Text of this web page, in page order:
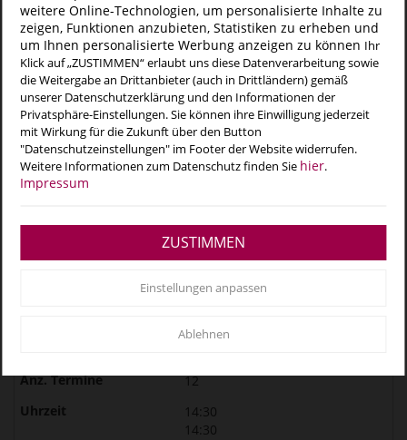
inkl. Badeintri...
Buchen
04.09.2026 - 18.12.2026
10
18:00
Freitag
H2Oh! Tönisvorst
inkl. Badeintri...
12
14:30
14:30
weitere Online-Technologien, um personalisierte Inhalte zu
zeigen, Funktionen anzubieten, Statistiken zu erheben und
um Ihnen personalisierte Werbung anzeigen zu können Ihr
Klick auf „ZUSTIMMEN“ erlaubt uns diese Datenverarbeitung sowie
die Weitergabe an Drittanbieter (auch in Drittländern) gemäß
unserer Datenschutzerklärung und den Informationen der
Privatsphäre-Einstellungen. Sie können ihre Einwilligung jederzeit
mit Wirkung für die Zukunft über den Button
"Datenschutzeinstellungen" im Footer der Website widerrufen.
Weitere Informationen zum Datenschutz finden Sie hier.
Impressum
Ablehnen
Einstellungen anpassen
ZUSTIMMEN